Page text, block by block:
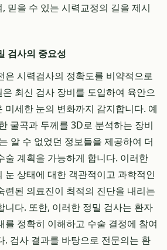
믿을 수 있는 시력교정의 길을 제시
검사의 중요성
은 시력검사의 정확도를 비약적으로
최신 검사 장비를 도입하여 육안으
미세한 눈의 변화까지 감지합니다. 예
굴곡과 두께를 3D로 분석하는 장비
알 수 없었던 정보들을 제공하여 더
술 계획을 가능하게 합니다. 이러한
눈 상태에 대한 객관적이고 과학적인
련된 의료진이 최적의 진단을 내리는
니다. 또한, 이러한 정밀 검사는 환자
를 정확히 이해하고 수술 결정에 참여
. 검사 결과를 바탕으로 전문의는 환